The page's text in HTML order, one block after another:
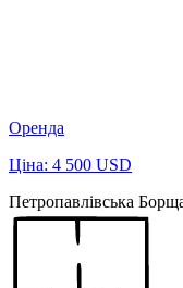
Оренда
Ціна: 4 500 USD
Петропавлівська